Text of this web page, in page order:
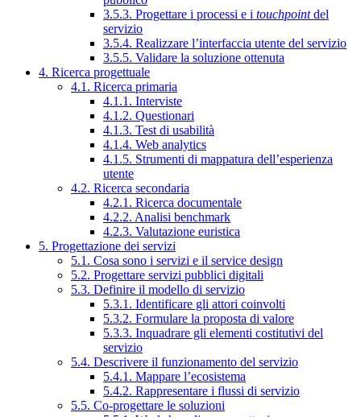
3.5.3. Progettare i processi e i touchpointdel
servizio
3.5.4. Realizzare l’interfaccia utente del servizio
3.5.5. Validare la soluzione ottenuta
4. Ricerca progettuale
4.1. Ricerca primaria
4.1.1. Interviste
4.1.2. Questionari
4.1.3. Test di usabilità
4.1.4. Web analytics
4.1.5. Strumenti di mappatura dell’esperienza
utente
4.2. Ricerca secondaria
4.2.1. Ricerca documentale
4.2.2. Analisi benchmark
4.2.3. Valutazione euristica
5. Progettazione dei servizi
5.1. Cosa sono i servizi e il service design
5.2. Progettare servizi pubblici digitali
5.3. Definire il modello di servizio
5.3.1. Identificare gli attori coinvolti
5.3.2. Formulare la proposta di valore
5.3.3. Inquadrare gli elementi costitutivi del
servizio
5.4. Descrivere il funzionamento del servizio
5.4.1. Mappare l’ecosistema
5.4.2. Rappresentare i flussi di servizio
5.5. Co-progettare le soluzioni